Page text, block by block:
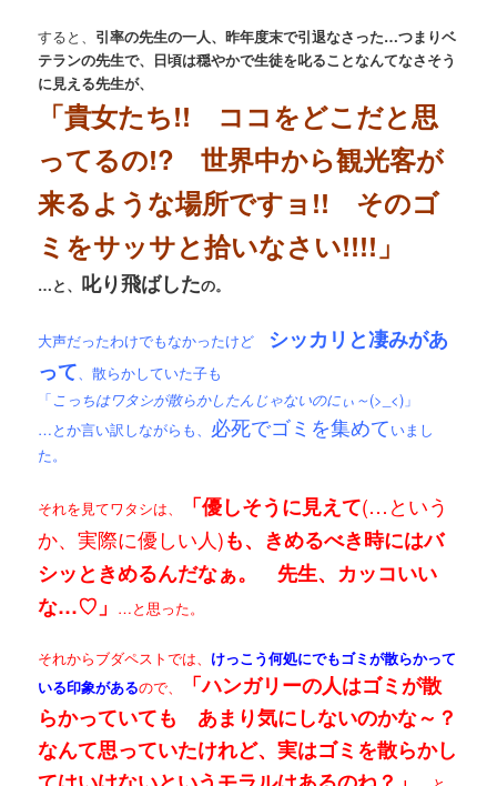
すると、 引率の先生の一人、昨年度末で引退なさった…つまりベ
テランの先生で、日頃は穏やかで生徒を叱ることなんてなさそう
に見える先生が、
「貴女たち!! ココをどこだと思
ってるの!? 世界中から観光客が
来るような場所ですョ!! そのゴ
ミをサッサと拾いなさい!!!!」
…と、 叱り飛ばしたの。
大声だったわけでもなかったけど
シッカリと凄みがあ
って、散らかしていた子も
「こっちはワタシが散らかしたんじゃないのにぃ～(>_<)」
…とか言い訳しながらも、 必死でゴミを集めていまし
た。
それを見てワタシは、 「優しそうに見えて(…という
か、実際に優しい人)も、きめるべき時にはバ
シッときめるんだなぁ。
先生、カッコいい
な…♡」 …と思った。
それからブダペストでは、 けっこう何処にでもゴミが散らかって
いる印象があるので、
「ハンガリーの人はゴミが散
らかっていても あまり気にしないのかな～？
なんて思っていたけれど、実はゴミを散らかし